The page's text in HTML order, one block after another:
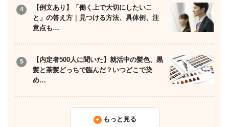
【例文あり】「働く上で大切にしたいこ
と」の答え方｜見つける方法、具体例、注
意点も…
【内定者500人に聞いた】就活中の髪色、黒
髪と茶髪どっちで臨んだ？いつどこで染
め…
もっと見る